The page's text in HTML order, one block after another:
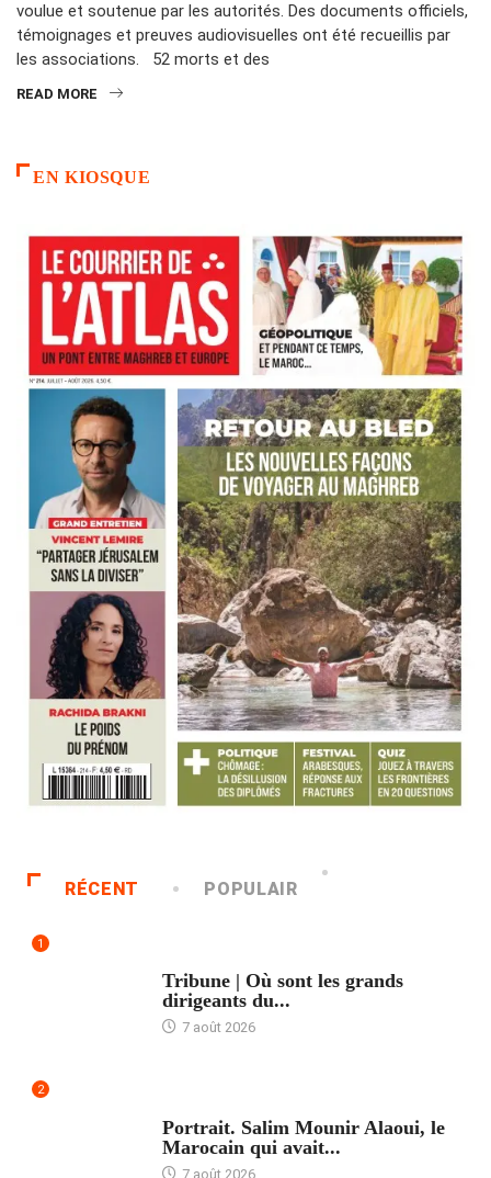
voulue et soutenue par les autorités. Des documents officiels,
témoignages et preuves audiovisuelles ont été recueillis par
les associations. 52 morts et des
READ MORE
EN KIOSQUE
RÉCENT POPULAIR
1
Tribune | Où sont les grands
dirigeants du...
7 août 2026
2
Portrait. Salim Mounir Alaoui, le
Marocain qui avait...
7 août 2026